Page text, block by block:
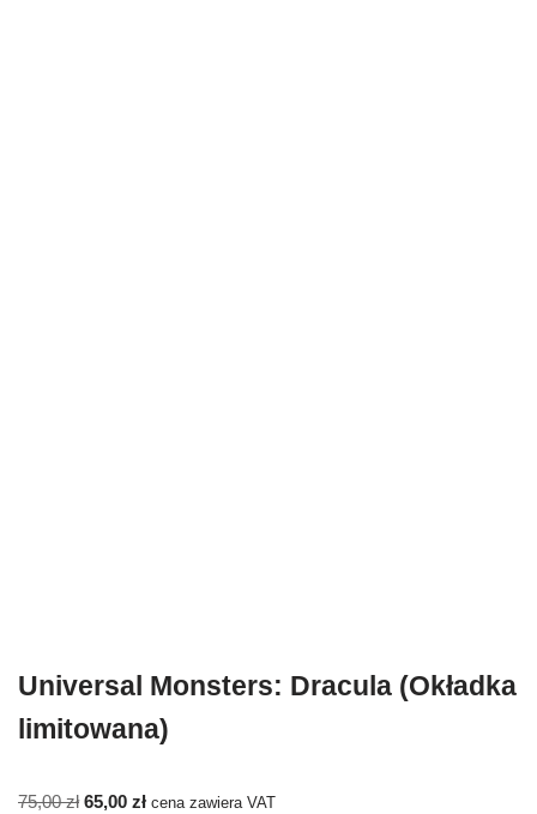
Universal Monsters: Dracula (Okładka
limitowana)
75,00zł 65,00 zł cena zawiera VAT